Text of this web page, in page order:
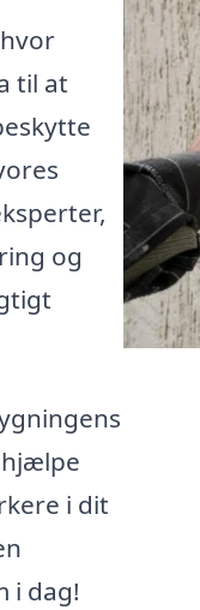
til at
og
i dit
i dag!